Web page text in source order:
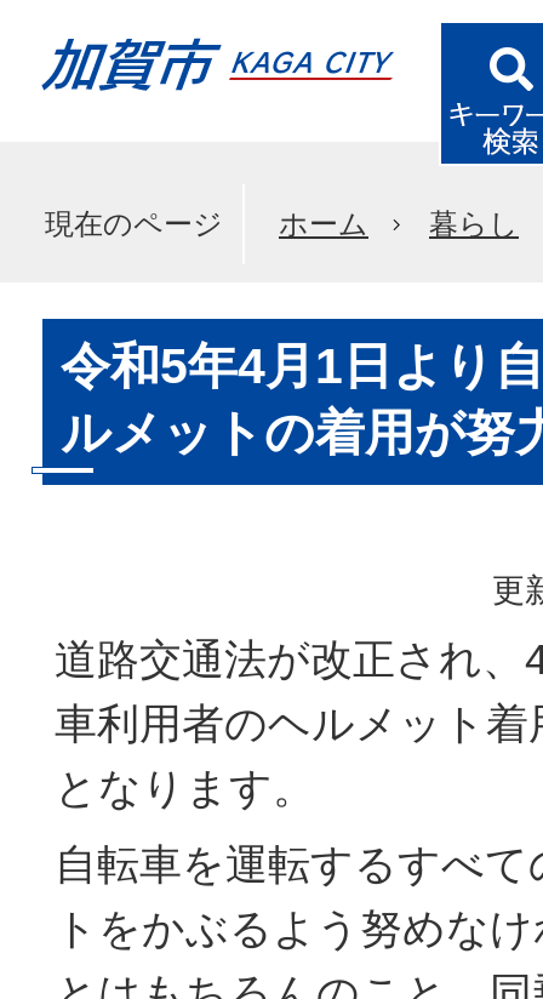
現在のページ ホーム 暮らし
令和5年4月1日より
ルメットの着用が努
更
道路交通法が改正され、
車利用者のヘルメット着
となります。
自転車を運転するすべ
トをかぶるよう努めな